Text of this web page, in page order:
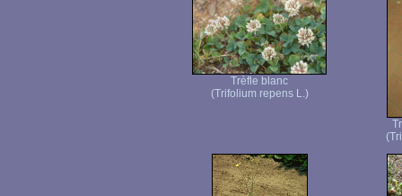
Trèfle blanc
(Trifolium repens L.)